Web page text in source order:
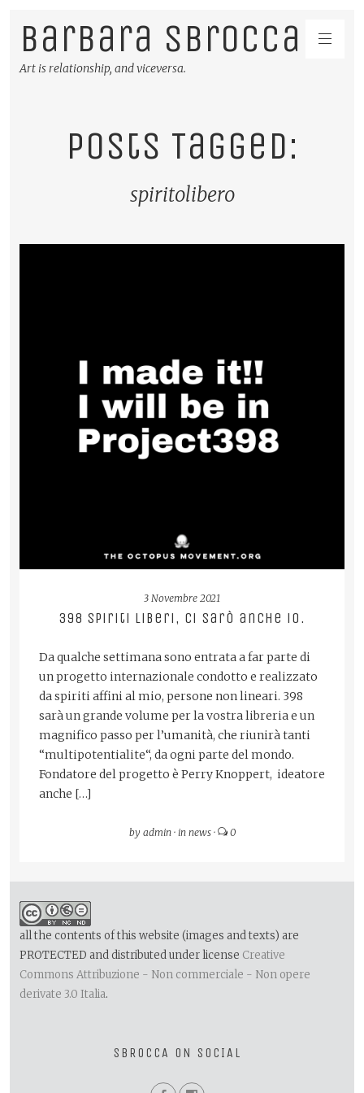
Barbara Sbrocca
Art is relationship, and viceversa.
Posts Tagged:
spiritolibero
READ MORE
3 Novembre 2021
398 spiriti liberi, ci sarò anche io.
Da qualche settimana sono entrata a far parte di
un progetto internazionale condotto e realizzato
da spiriti affini al mio, persone non lineari. 398
sarà un grande volume per la vostra libreria e un
magnifico passo per l’umanità, che riunirà tanti
“multipotentialite“, da ogni parte del mondo.
Fondatore del progetto è Perry Knoppert, ideatore
anche […]
by admin· in news· 0
all the contents of this website (images and texts) are
PROTECTED and distributed under license Creative
Commons Attribuzione - Non commerciale - Non opere
derivate 3.0 Italia.
SBROCCA ON SOCIAL